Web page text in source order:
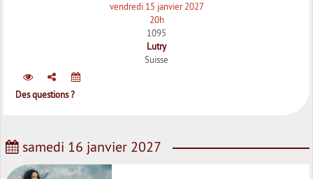
vendredi 15 janvier 2027
20h
1095
Lutry
Suisse
Des questions ?
samedi 16 janvier 2027